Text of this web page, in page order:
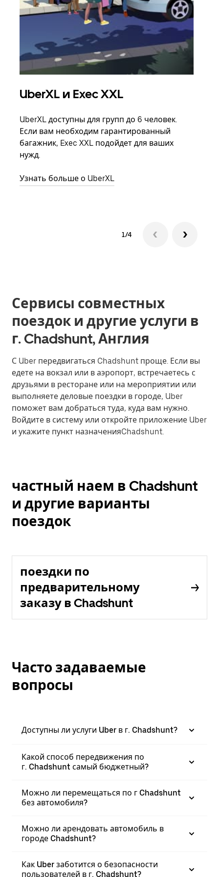
UberXL и Exec XXL
UberXL доступны для групп до 6 человек.
Если вам необходим гарантированный
багажник, Exec XXL подойдет для ваших
нужд.
Узнать больше о UberXL
1/4
Сервисы совместных
поездок и другие услуги в
г. Chadshunt, Англия
С Uber передвигаться Chadshunt проще. Если вы
едете на вокзал или в аэропорт, встречаетесь с
друзьями в ресторане или на мероприятии или
выполняете деловые поездки в городе, Uber
поможет вам добраться туда, куда вам нужно.
Войдите в систему или откройте приложение Uber
и укажите пункт назначенияChadshunt.
частный наем в Chadshunt
и другие варианты
поездок
поездки по
предварительному
заказу в Chadshunt
Часто задаваемые
вопросы
Доступны ли услуги Uber в г. Chadshunt?
Какой способ передвижения по
г. Chadshunt самый бюджетный?
Можно ли перемещаться по г Chadshunt
без автомобиля?
Можно ли арендовать автомобиль в
городе Chadshunt?
Как Uber заботится о безопасности
пользователей в г. Chadshunt?